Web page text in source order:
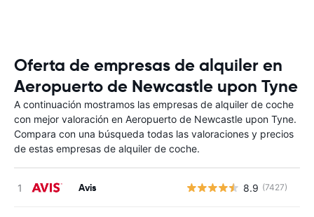
Oferta de empresas de alquiler en
Aeropuerto de Newcastle upon Tyne
A continuación mostramos las empresas de alquiler de coche
con mejor valoración en Aeropuerto de Newcastle upon Tyne.
Compara con una búsqueda todas las valoraciones y precios
de estas empresas de alquiler de coche.
Avis 8.9 (7427)